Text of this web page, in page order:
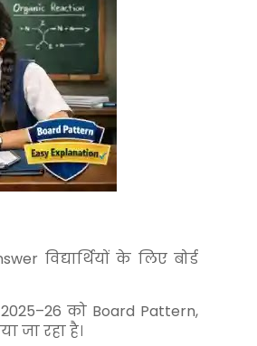
विद्यार्थियों के लिए बोर्ड
को Board Pattern,
जा रहा है।